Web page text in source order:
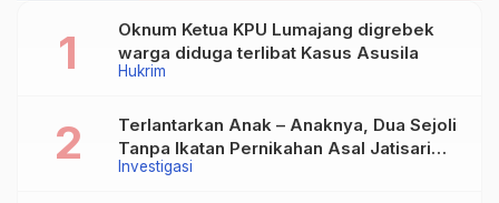
Hukrim
Oknum Ketua KPU Lumajang digrebek
warga diduga terlibat Kasus Asusila
Investigasi
Terlantarkan Anak – Anaknya, Dua Sejoli
Tanpa Ikatan Pernikahan Asal Jatisari
Kecamatan Geger Madiun dan Maospati